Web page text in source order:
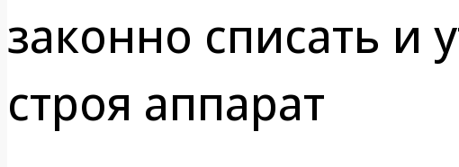
законно списать
строя аппарат